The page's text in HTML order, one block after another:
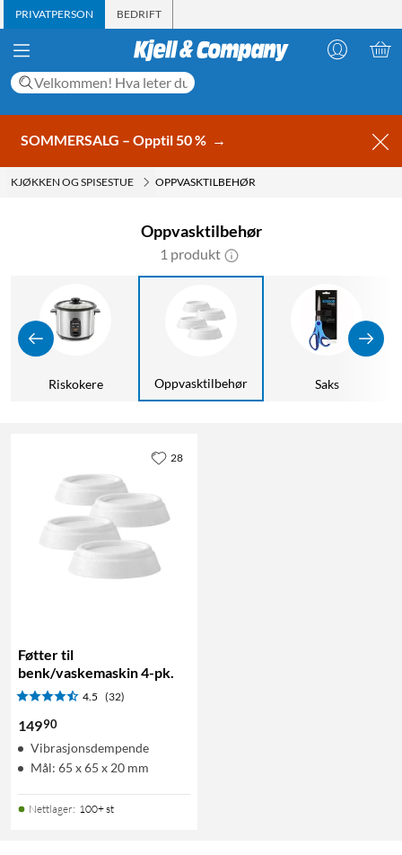
PRIVATPERSON BEDRIFT
SOMMERSALG – Opptil 50 % →
KJØKKEN OG SPISESTUE OPPVASKTILBEHØR
Oppvasktilbehør
1 produkt
Riskokere Oppvasktilbehør Saks
Føtter til
benk/vaskemaskin 4-pk.
4.5 (32)
14990
Vibrasjonsdempende
Mål: 65 x 65 x 20 mm
Nettlager: 100+ st
28